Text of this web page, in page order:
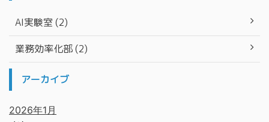
AI実験室 (2)
業務効率化部 (2)
アーカイブ
2026年1月